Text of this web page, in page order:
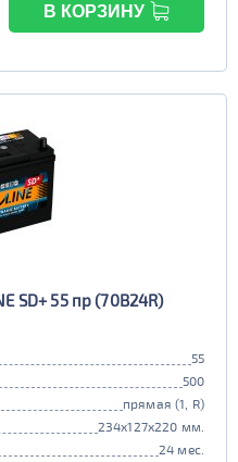
В КОРЗИНУ
SD+ 55 пр (70B24R)
55
500
прямая (1, R)
234x127x220 мм.
24 мес.